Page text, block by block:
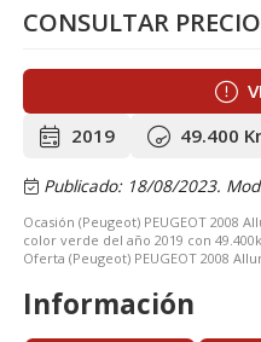
CONSULTAR PRECIO
2019
49.400
Publicado: 18/08/2023.
Ocasión (Peugeot) PEUGEOT 2008
color verde del año 2019 con
Oferta (Peugeot) PEUGEOT 2008
Información